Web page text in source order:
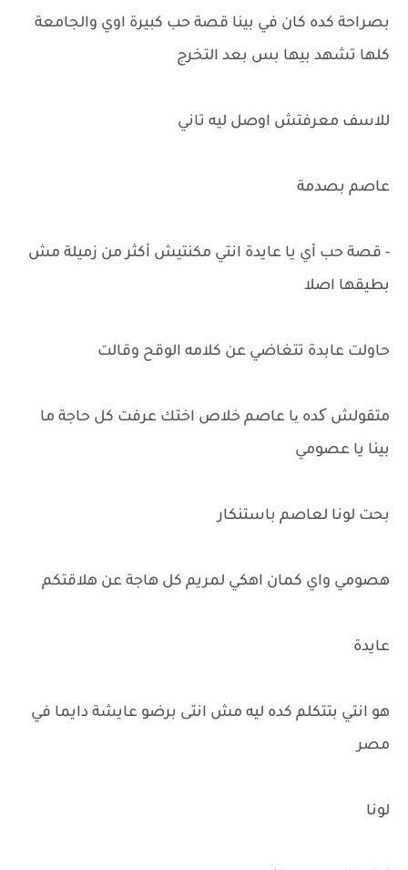
بصراحة كده كان في بينا قصة حب كبيرة اوي والجامعة
كلها تشهد بيها بس بعد التخرج
للاسف معرفتش اوصل ليه تاني
عاصم بصدمة
- قصة حب أي يا عايدة انتي مكنتيش أكثر من زميلة مش
بطيقها اصلا
حاولت عابدة تتغاضي عن كلامه الوقح وقالت
متقولش کده یا عاصم خلاص اختك عرفت كل حاجة ما
بينا يا عصومي
بحت لونا لعاصم باستنكار
هصومي واي كمان اهكي لمريم كل هاجة عن هلاقتكم
عايدة
هو انتي بتتكلم كده ليه مش انتى برضو عايشة دايما في
مصر
لونا